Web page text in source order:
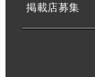
掲載店募集